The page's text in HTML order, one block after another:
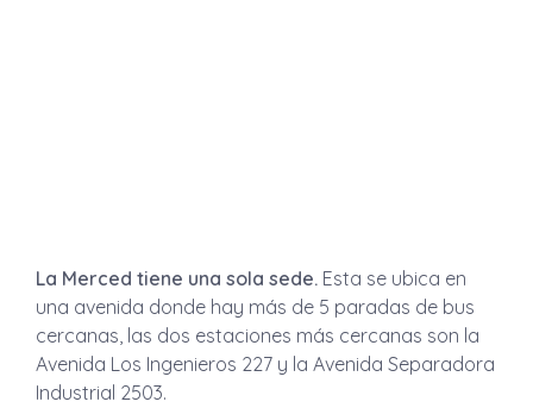
La Merced tiene una sola sede. Esta se ubica en
una avenida donde hay más de 5 paradas de bus
cercanas, las dos estaciones más cercanas son la
Avenida Los Ingenieros 227 y la Avenida Separadora
Industrial 2503.